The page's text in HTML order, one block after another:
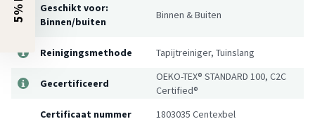
Geschikt voor:
Binnen/buiten
Binnen & Buiten
Reinigingsmethode Tapijtreiniger, Tuinslang
Gecertificeerd
OEKO-TEX® STANDARD 100, C2C
Certified®
Certificaat nummer
1803035 Centexbel